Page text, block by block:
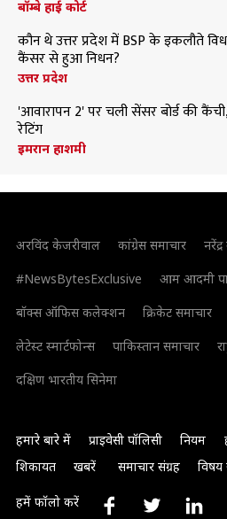
बॉम्बे हाई कोर्ट
कौन थे उत्तर प्रदेश में BSP के इकलौते
कैंसर से हुआ निधन?
उत्तर प्रदेश
'आवारापन 2' पर चली सेंसर बोर्ड की
रेटिंग
इमरान हाशमी
अरविंद केजरीवाल कांग्रेस समाचार
#NewsBytesExclusive
आम आदमी
बॉक्स ऑफिस कलेक्शन
क्रिकेट समाचार
लेटेस्ट स्मार्टफोन्स
पाकिस्तान समाचार
दक्षिण भारतीय सिनेमा
हमारे बारे में प्राइवेसी पॉलिसी नियम
शिकायत
खबरें समाचार संग्रह विषय
हमें फॉलो करें